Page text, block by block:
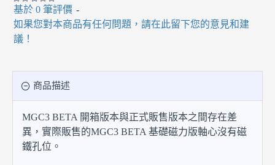
基於 0 筆評價 -
如果您對本商品有任何問題，請在此留下您的意見和建
議！
商品描述
MGC3 BETA 開箱版本與正式販售版本之間存在差
異，實際販售的MGC3 BETA 基礎磁力版軸心沒有磁
鐵孔位。